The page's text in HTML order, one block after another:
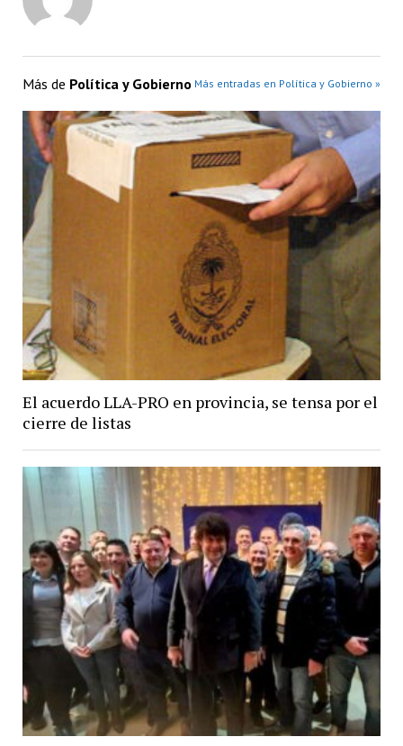
Más de Política y Gobierno Más entradas en Política y Gobierno »
El acuerdo LLA-PRO en provincia, se tensa por el
cierre de listas